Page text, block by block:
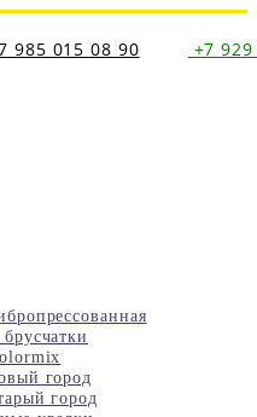
985 015 08 90 +7
город
город